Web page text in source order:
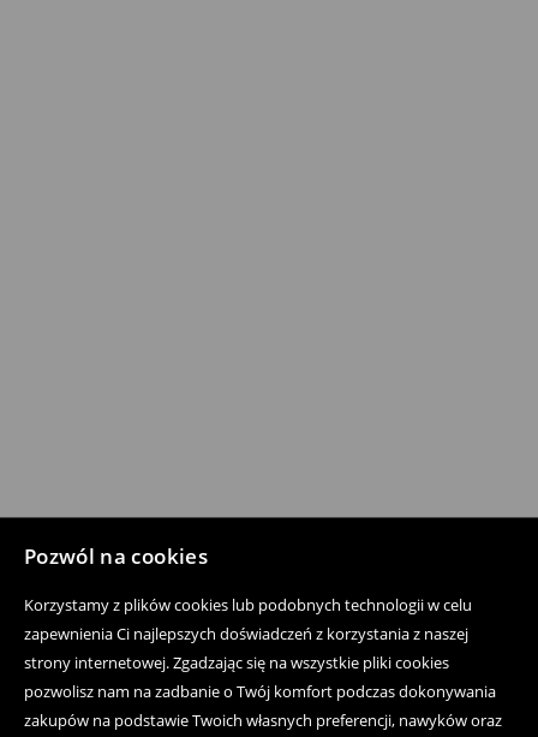
Pozwól na cookies
Korzystamy z plików cookies lub podobnych technologii w celu
zapewnienia Ci najlepszych doświadczeń z korzystania z naszej
strony internetowej. Zgadzając się na wszystkie pliki cookies
pozwolisz nam na zadbanie o Twój komfort podczas dokonywania
zakupów na podstawie Twoich własnych preferencji, nawyków oraz